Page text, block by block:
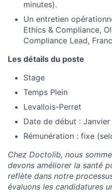
minutes).
Un entretien
Ethics & Compliance,
Compliance Lead,
Les détails du poste
Stage
Temps Plein
Levallois-Perret
Date de début :
Rémunération : fixe
Chez Doctolib, nous
devons améliorer la santé
reflète dans notre
évaluons les candidatures